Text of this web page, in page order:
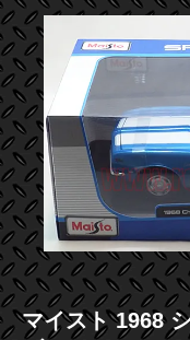
マイスト 1968